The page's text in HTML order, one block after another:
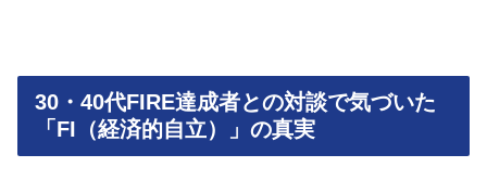
30・40代FIRE達成者との対談で気づいた
「FI（経済的自立）」の真実